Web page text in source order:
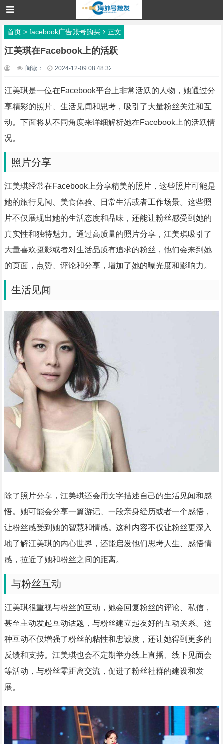
首页> facebook广告账号购买 正文
江美琪在Facebook上的活跃
阅读： 2024-12-09 08:48:32
江美琪是一位在Facebook平台上非常活跃的人物，她通过分
享精彩的照片、生活见闻和思考，吸引了大量粉丝关注和互
动。下面将从不同角度来详细解析她在Facebook上的活跃情
况。
照片分享
江美琪经常在Facebook上分享精美的照片，这些照片可能是
她的旅行见闻、美食体验、日常生活或者工作场景。这些照
片不仅展现出她的生活态度和品味，还能让粉丝感受到她的
真实性和独特魅力。通过高质量的照片分享，江美琪吸引了
大量喜欢摄影或者对生活品质有追求的粉丝，他们会来到她
的页面，点赞、评论和分享，增加了她的曝光度和影响力。
生活见闻
除了照片分享，江美琪还会用文字描述自己的生活见闻和感
悟。她可能会分享一篇游记、一段亲身经历或者一个感悟，
让粉丝感受到她的智慧和情感。这种内容不仅让粉丝更深入
地了解江美琪的内心世界，还能启发他们思考人生、感悟情
感，拉近了她和粉丝之间的距离。
与粉丝互动
江美琪很重视与粉丝的互动，她会回复粉丝的评论、私信，
甚至主动发起互动话题，与粉丝建立起友好的互动关系。这
种互动不仅增强了粉丝的粘性和忠诚度，还让她得到更多的
反馈和支持。江美琪也会不定期举办线上直播、线下见面会
等活动，与粉丝零距离交流，促进了粉丝社群的建设和发
展。